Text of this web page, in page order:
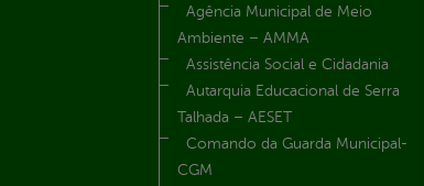
Agência Municipal de Meio
Ambiente – AMMA
Assistência Social e Cidadania
Autarquia Educacional de Serra
Talhada – AESET
Comando da Guarda Municipal-
CGM